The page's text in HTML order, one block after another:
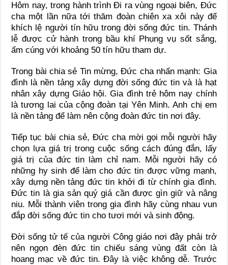
Hôm nay, trong hành trình Đi ra vùng ngoại biên, Đức
cha một lần nữa tới thăm đoàn chiên xa xôi này để
khích lệ người tín hữu trong đời sống đức tin. Thánh
lễ được cử hành trong bầu khí Phụng vụ sốt sắng,
ấm cúng với khoảng 50 tín hữu tham dự.
Trong bài chia sẻ Tin mừng, Đức cha nhấn mạnh: Gia
đình là nền tảng xây dựng đời sống đức tin và là hạt
nhân xây dựng Giáo hội. Gia đình trẻ hôm nay chính
là tương lai của cộng đoàn tại Yên Minh. Anh chị em
là nền tảng để làm nên cộng đoàn đức tin nơi đây.
Tiếp tục bài chia sẻ, Đức cha mời gọi mỗi người hãy
chọn lựa giá trị trong cuộc sống cách đúng đắn, lấy
giá trị của đức tin làm chỉ nam. Mỗi người hãy có
những hy sinh để làm cho đức tin được vững mạnh,
xây dựng nền tảng đức tin khởi đi từ chính gia đình.
Đức tin là gia sản quý giá cần được gìn giữ và nâng
niu. Mỗi thành viên trong gia đình hãy cùng nhau vun
đắp đời sống đức tin cho tươi mới và sinh động.
Đời sống tử tế của người Công giáo nơi đây phải trở
nên ngọn đèn đức tin chiếu sáng vùng đất còn là
hoang mạc về đức tin. Đây là việc không dễ. Trước